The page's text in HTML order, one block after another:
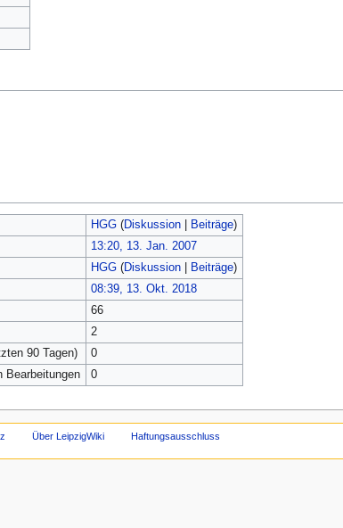
HGG (Diskussion| Beiträge)
13:20, 13. Jan. 2007
HGG (Diskussion| Beiträge)
08:39, 13. Okt. 2018
66
2
90 Tagen)
0
Bearbeitungen
0
Über LeipzigWiki Haftungsausschluss